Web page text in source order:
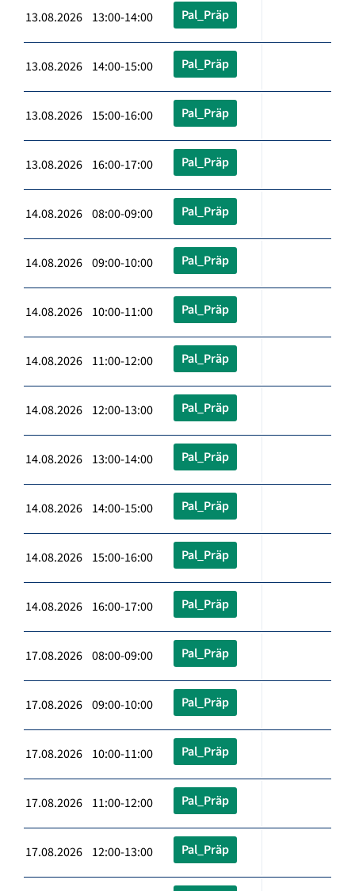
13.08.2026 13:00-14:00 Pal_Präp
13.08.2026 14:00-15:00 Pal_Präp
13.08.2026 15:00-16:00 Pal_Präp
13.08.2026 16:00-17:00 Pal_Präp
14.08.2026 08:00-09:00 Pal_Präp
14.08.2026 09:00-10:00 Pal_Präp
14.08.2026 10:00-11:00 Pal_Präp
14.08.2026 11:00-12:00 Pal_Präp
14.08.2026 12:00-13:00 Pal_Präp
14.08.2026 13:00-14:00 Pal_Präp
14.08.2026 14:00-15:00 Pal_Präp
14.08.2026 15:00-16:00 Pal_Präp
14.08.2026 16:00-17:00 Pal_Präp
17.08.2026 08:00-09:00 Pal_Präp
17.08.2026 09:00-10:00 Pal_Präp
17.08.2026 10:00-11:00 Pal_Präp
17.08.2026 11:00-12:00 Pal_Präp
17.08.2026 12:00-13:00 Pal_Präp